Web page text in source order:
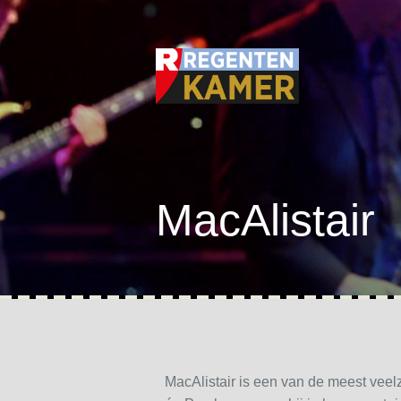
MacAlistair
MacAlistair is een van de meest